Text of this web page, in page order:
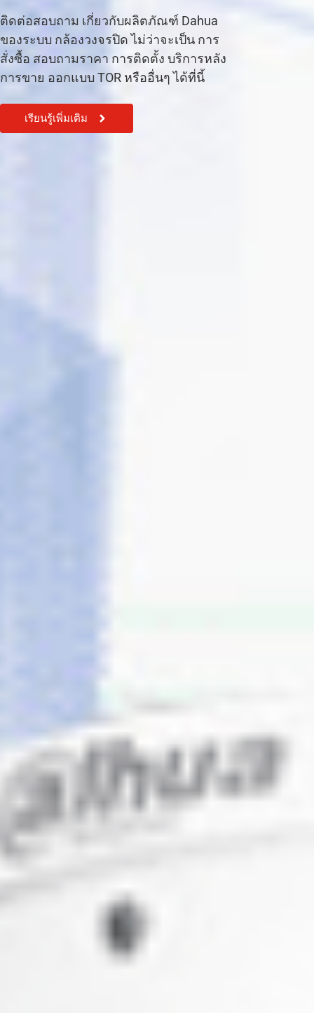
ติดต่อสอบถาม เกี่ยวกับผลิตภัณฑ์ Dahua
ของระบบ กล้องวงจรปิด ไม่ว่าจะเป็น การ
สั่งซื้อ สอบถามราคา การติดตั้ง บริการหลัง
การขาย ออกแบบ TOR หรืออื่นๆ ได้ที่นี้
เรียนรู้เพิ่มเติม